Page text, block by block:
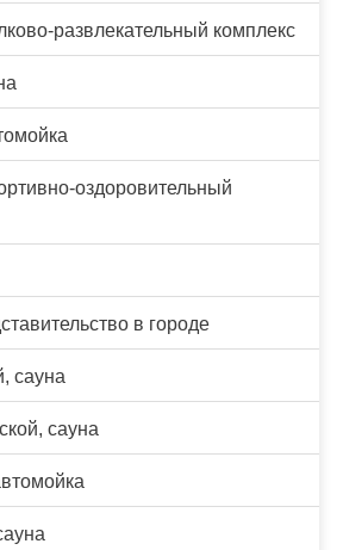
развлекательный комплекс
оздоровительный
в городе
сауна
сауна